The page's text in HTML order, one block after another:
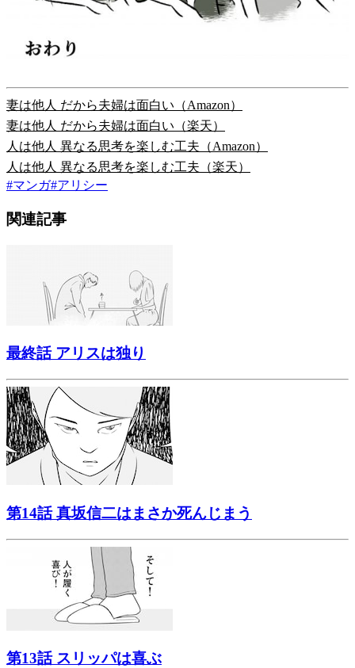
妻は他人 だから夫婦は面白い（Amazon）
妻は他人 だから夫婦は面白い（楽天）
人は他人 異なる思考を楽しむ工夫（Amazon）
人は他人 異なる思考を楽しむ工夫（楽天）
#マンガ#アリシー
関連記事
最終話 アリスは独り
第14話 真坂信二はまさか死んじまう
第13話 スリッパは喜ぶ